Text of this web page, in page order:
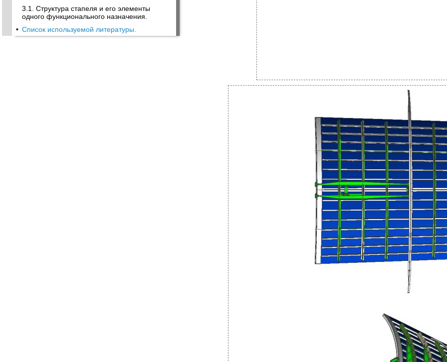
3.1. Структура стапеля и его элементы
одного функционального назначения.
• Список используемой литературы.